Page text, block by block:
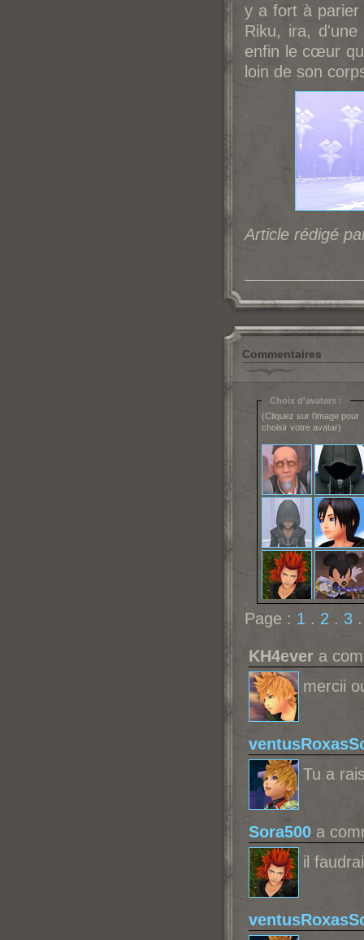
y a fort à parier
Riku, ira,
enfin le cœur
loin de son
Article rédigé
Commentaires
Choix d'avatars :
(Cliquez sur l'image pour
choisir votre avatar)
Page : 1 . 2 . 3
KH4ever a
mercii
Tu a
Sora500 a
il